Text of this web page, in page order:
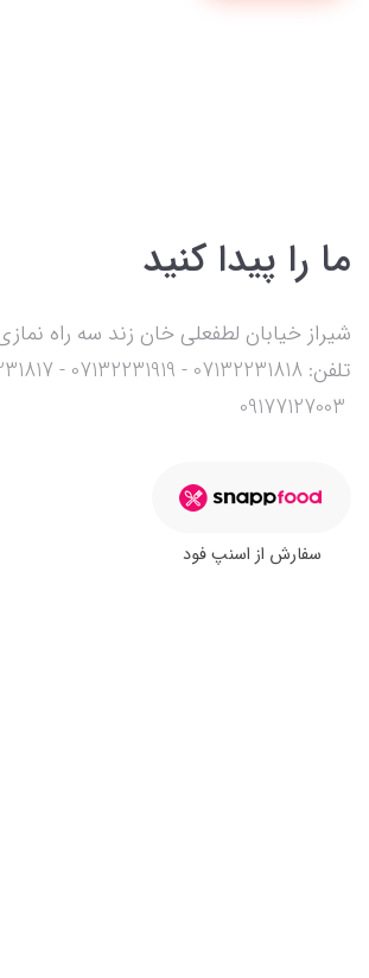
ما را پیدا کنید
شیراز خیابان لطفعلی خان زند سه راه
سفارش از اسنپ فود